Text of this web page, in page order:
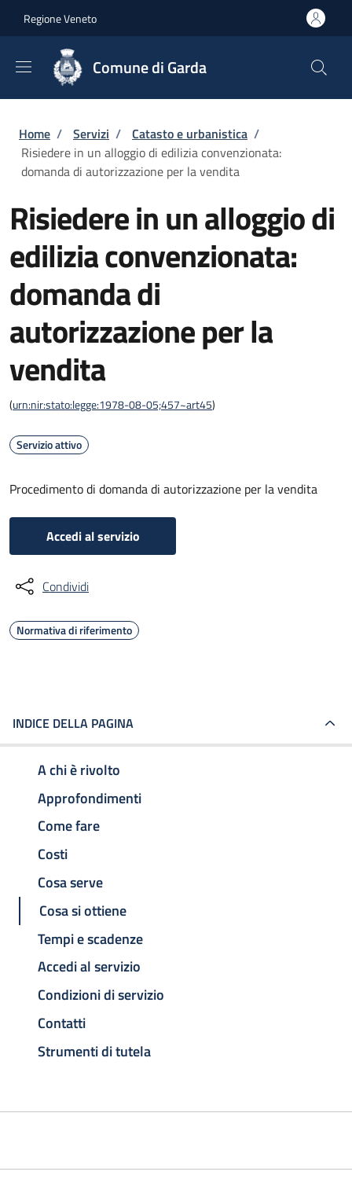
Regione Veneto
Comune di Garda
Briciole di pane
Home / Servizi / Catasto e urbanistica /
Risiedere in un alloggio di edilizia convenzionata:
domanda di autorizzazione per la vendita
Risiedere in un alloggio di
edilizia convenzionata:
domanda di
autorizzazione per la
vendita
(urn:nir:stato:legge:1978-08-05;457~art45)
Servizio attivo
Procedimento di domanda di autorizzazione per la vendita
Accedi al servizio
Condividi
Normativa di riferimento
INDICE DELLA PAGINA
A chi è rivolto
Approfondimenti
Come fare
Costi
Cosa serve
Cosa si ottiene
Tempi e scadenze
Accedi al servizio
Condizioni di servizio
Contatti
Strumenti di tutela